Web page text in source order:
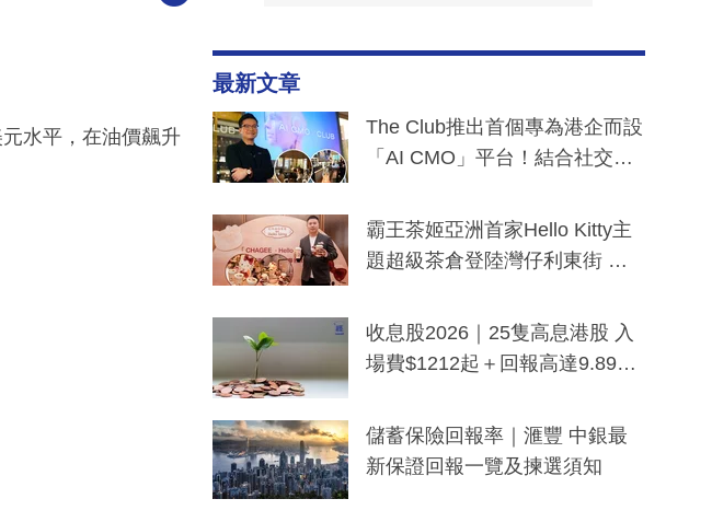
水平，在油價飆升
最新文章
The Club推出首個專為港企而設
「AI CMO」平台！結合社交聆
分鐘生成「貼地」宣傳短片
霸王茶姬亞洲首家Hello Kitty主
題超級茶倉登陸灣仔利東街 推
y及香港限定特調系列
收息股2026｜25隻高息港股 入
場費$1212起＋回報高達9.89
儲蓄保險回報率｜滙豐 中銀最
新保證回報一覽及揀選須知